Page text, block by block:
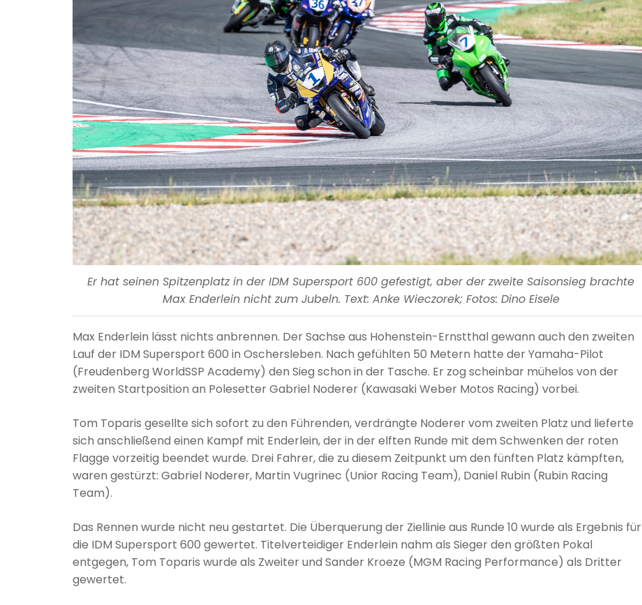
Er hat seinen Spitzenplatz in der IDM Supersport 600 gefestigt, aber der zweite Saisonsieg brachte
Max Enderlein nicht zum Jubeln. Text: Anke Wieczorek; Fotos: Dino Eisele
Max Enderlein lässt nichts anbrennen. Der Sachse aus Hohenstein-Ernstthal gewann auch den zweiten
Lauf der IDM Supersport 600 in Oschersleben. Nach gefühlten 50 Metern hatte der Yamaha-Pilot
(Freudenberg WorldSSP Academy) den Sieg schon in der Tasche. Er zog scheinbar mühelos von der
zweiten Startposition an Polesetter Gabriel Noderer (Kawasaki Weber Motos Racing) vorbei.
Tom Toparis gesellte sich sofort zu den Führenden, verdrängte Noderer vom zweiten Platz und lieferte
sich anschließend einen Kampf mit Enderlein, der in der elften Runde mit dem Schwenken der roten
Flagge vorzeitig beendet wurde. Drei Fahrer, die zu diesem Zeitpunkt um den fünften Platz kämpften,
waren gestürzt: Gabriel Noderer, Martin Vugrinec (Unior Racing Team), Daniel Rubin (Rubin Racing
Team).
Das Rennen wurde nicht neu gestartet. Die Überquerung der Ziellinie aus Runde 10 wurde als Ergebnis für
die IDM Supersport 600 gewertet. Titelverteidiger Enderlein nahm als Sieger den größten Pokal
entgegen, Tom Toparis wurde als Zweiter und Sander Kroeze (MGM Racing Performance) als Dritter
gewertet.